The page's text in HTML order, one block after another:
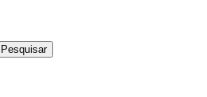
| Ensaios Fotográficos ! Gebbeg